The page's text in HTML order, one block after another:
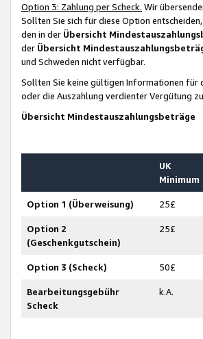
Option 3: Zahlung per Scheck. Wir
Sollten Sie sich für diese Option
den in der Übersicht
der Übersicht
und Schweden nicht verfügbar.
Sollten Sie keine gültigen Informationen für
oder die Auszahlung verdienter Vergütung
Übersicht Mindestauszahlungsbeträge
UK
Minimum
Option 1 (Überweisung) 25£
Option 2
(Geschenkgutschein)
25£
Option 3 (Scheck) 50£
Bearbeitungsgebühr
Scheck
k.A.